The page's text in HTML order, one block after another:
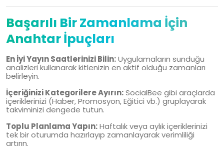
Başarılı Bir Zamanlama İçin
Anahtar İpuçları
En İyi Yayın Saatlerinizi Bilin:Uygulamaların sunduğu
analizleri kullanarak kitlenizin en aktif olduğu zamanları
belirleyin.
İçeriğinizi Kategorilere Ayırın:SocialBee gibi araçlarda
içeriklerinizi (Haber, Promosyon, Eğitici vb.) gruplayarak
takviminizi dengede tutun.
Toplu Planlama Yapın:Haftalık veya aylık içeriklerinizi
tek bir oturumda hazırlayıp zamanlayarak verimliliği
artırın.